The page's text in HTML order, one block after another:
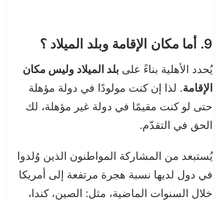
9. أما مكان الإقامة وبلد الميلاد ؟
يُحدد الأهلية بناءً على بلد الميلاد وليس مكان
الإقامة. لذا إن كنت مولودًا في دولة مؤهلة
حتى لو كنت مقيمًا في دولة غير مؤهلة، لك
الحق في التقدّم.
يُستبعد من المشاركة المواطنون الذين وُلدوا
في دول لديها نسبة هجرة مرتفعة إلى أمريكا
خلال السنوات الماضية، مثل: الصين، كندا،